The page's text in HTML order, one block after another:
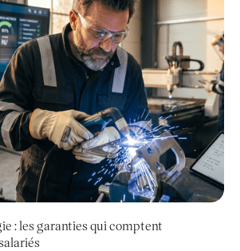
: les garanties qui comptent